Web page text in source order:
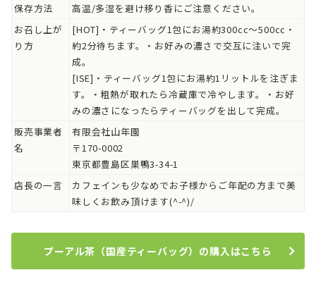
保存方法
高温/多湿を避け移り香にご注意ください。
お召し上が
り方
[HOT]・ティーバッグ1包にお湯約300cc～500cc・
約2分待ちます。・お好みの濃さで交互に注いで完
成。
[ISE]・ティーバッグ1包にお湯約1リットルを注ぎま
す。・粗熱が取れたら冷蔵庫で冷やします。・お好
みの濃さになったらティーバッグを出して完成。
販売事業者
名
有限会社山年園
〒170-0002
東京都豊島区巣鴨3-34-1
店長の一言
カフェインも少なめでお子様からご年配の方まで美
味しくお飲み頂けます(^-^)/
プーアル茶（国産ティーバッグ）の購入はこちら